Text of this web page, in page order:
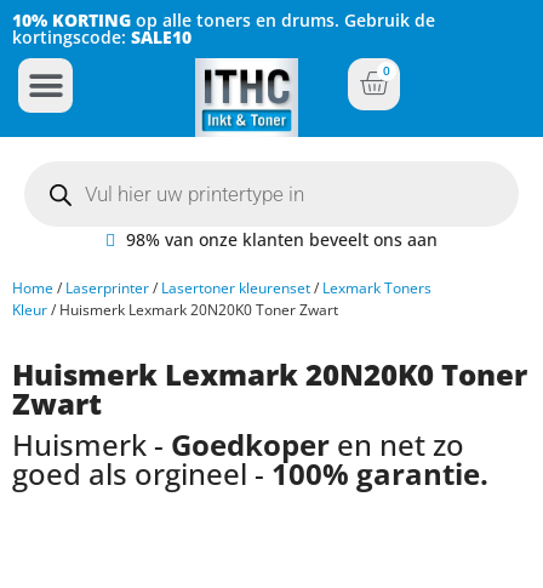
10% KORTING op alle toners en drums. Gebruik de
kortingscode: SALE10
0
98% van onze klanten beveelt ons aan
Home/ Laserprinter/ Lasertoner kleurenset/ Lexmark Toners
Kleur/ Huismerk Lexmark 20N20K0 Toner Zwart
Huismerk Lexmark 20N20K0 Toner
Zwart
Huismerk - Goedkoper en net zo
goed als orgineel - 100% garantie.